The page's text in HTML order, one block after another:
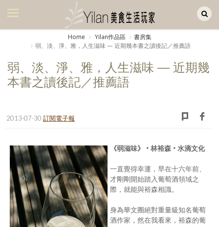
美食集
美飲集
廚房集
旅遊集
書房集
日記簿
餐桌週記
享樂隨手拍
Home Yilan作品區
書房集
弱、淡、淨、雅，人生滋味 — 近期幾本書之讀後記／推薦語
弱、淡、淨、雅，人生滋味 — 近期幾
本書之讀後記／推薦語
2013-07-30 訂閱電子報
《弱滋味》 • 林裕森 • 水滴文化
一直覺得幸運，早在十六年前、
才剛剛開始踏入葡萄酒領域之
際，就能與裕森相識。
身為華文圈絕對重量級知名葡萄
酒作家，然在我看來，裕森的葡